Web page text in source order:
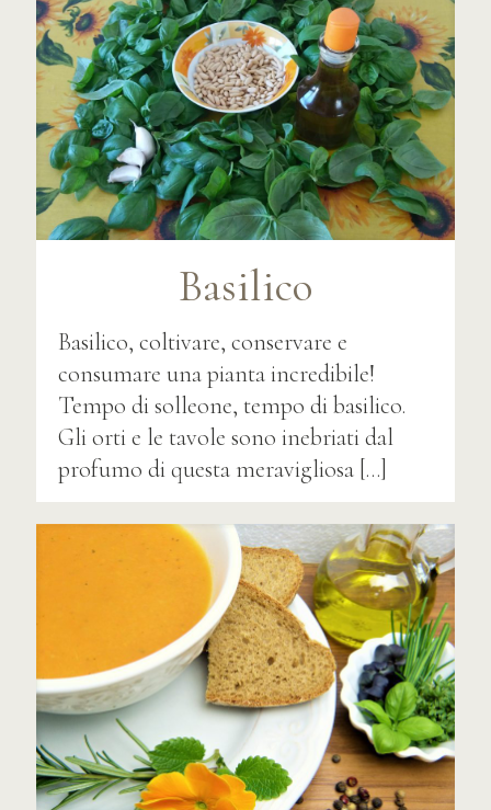
Basilico
Basilico, coltivare, conservare e
consumare una pianta incredibile!
Tempo di solleone, tempo di basilico.
Gli orti e le tavole sono inebriati dal
profumo di questa meravigliosa […]